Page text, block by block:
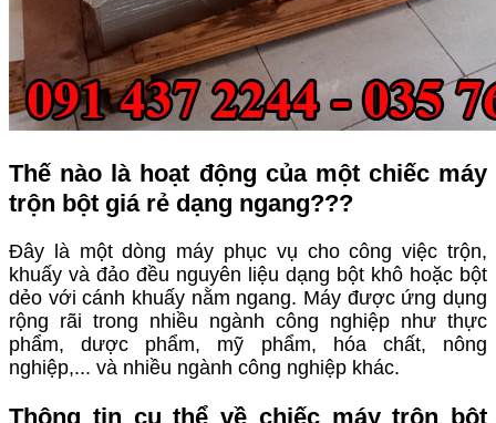
Thế nào là hoạt động của một chiếc máy
trộn bột giá rẻ dạng ngang???
Đây là một dòng máy phục vụ cho công việc trộn,
khuấy và đảo đều nguyên liệu dạng bột khô hoặc bột
dẻo với cánh khuấy nằm ngang. Máy được ứng dụng
rộng rãi trong nhiều ngành công nghiệp như thực
phẩm, dược phẩm, mỹ phẩm, hóa chất, nông
nghiệp,... và nhiều ngành công nghiệp khác.
Thông tin cụ thể về chiếc máy trộn bột